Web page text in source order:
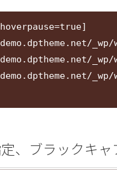
_wp/
_wp/
_wp/wp-
、ブラックキ